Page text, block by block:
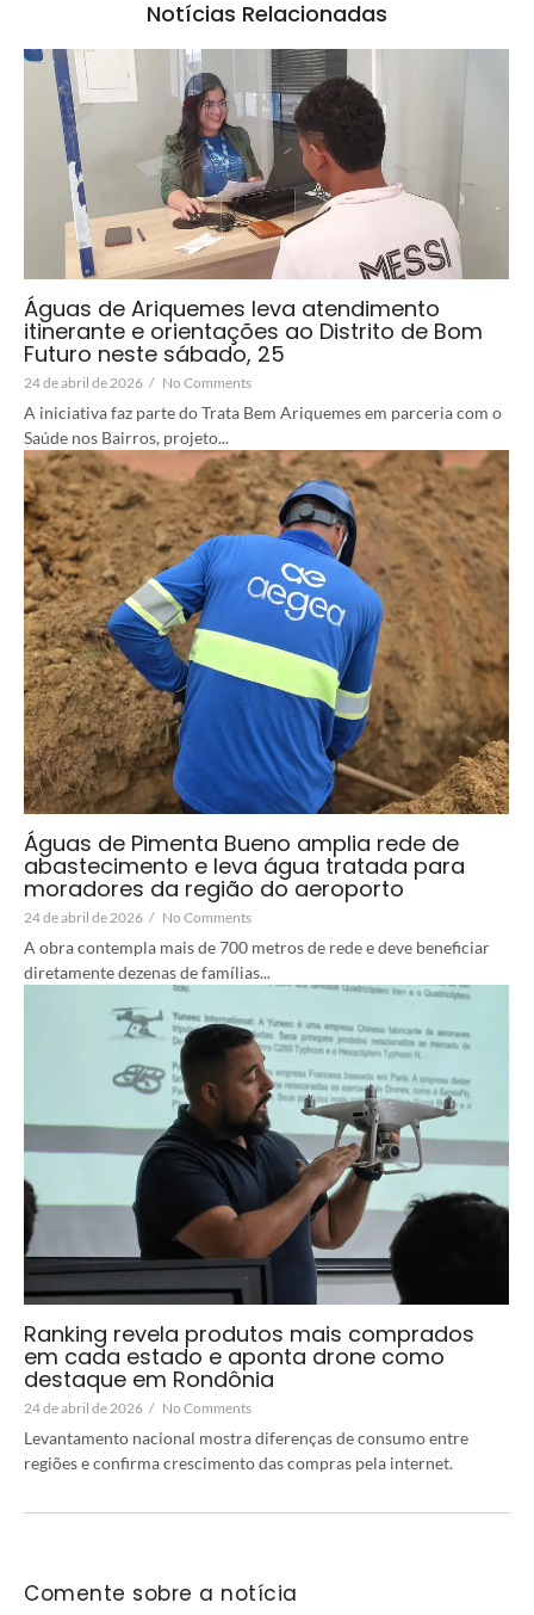
Notícias Relacionadas
Águas de Ariquemes leva atendimento
itinerante e orientações ao Distrito de Bom
Futuro neste sábado, 25
24 de abril de 2026 / No Comments
A iniciativa faz parte do Trata Bem Ariquemes em parceria com o
Saúde nos Bairros, projeto...
Águas de Pimenta Bueno amplia rede de
abastecimento e leva água tratada para
moradores da região do aeroporto
24 de abril de 2026 / No Comments
A obra contempla mais de 700 metros de rede e deve beneficiar
diretamente dezenas de famílias...
Ranking revela produtos mais comprados
em cada estado e aponta drone como
destaque em Rondônia
24 de abril de 2026 / No Comments
Levantamento nacional mostra diferenças de consumo entre
regiões e confirma crescimento das compras pela internet.
Comente sobre a notícia